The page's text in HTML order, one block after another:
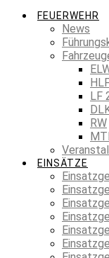
FEUERWEHR
News
LF
RW
EINSÄTZE